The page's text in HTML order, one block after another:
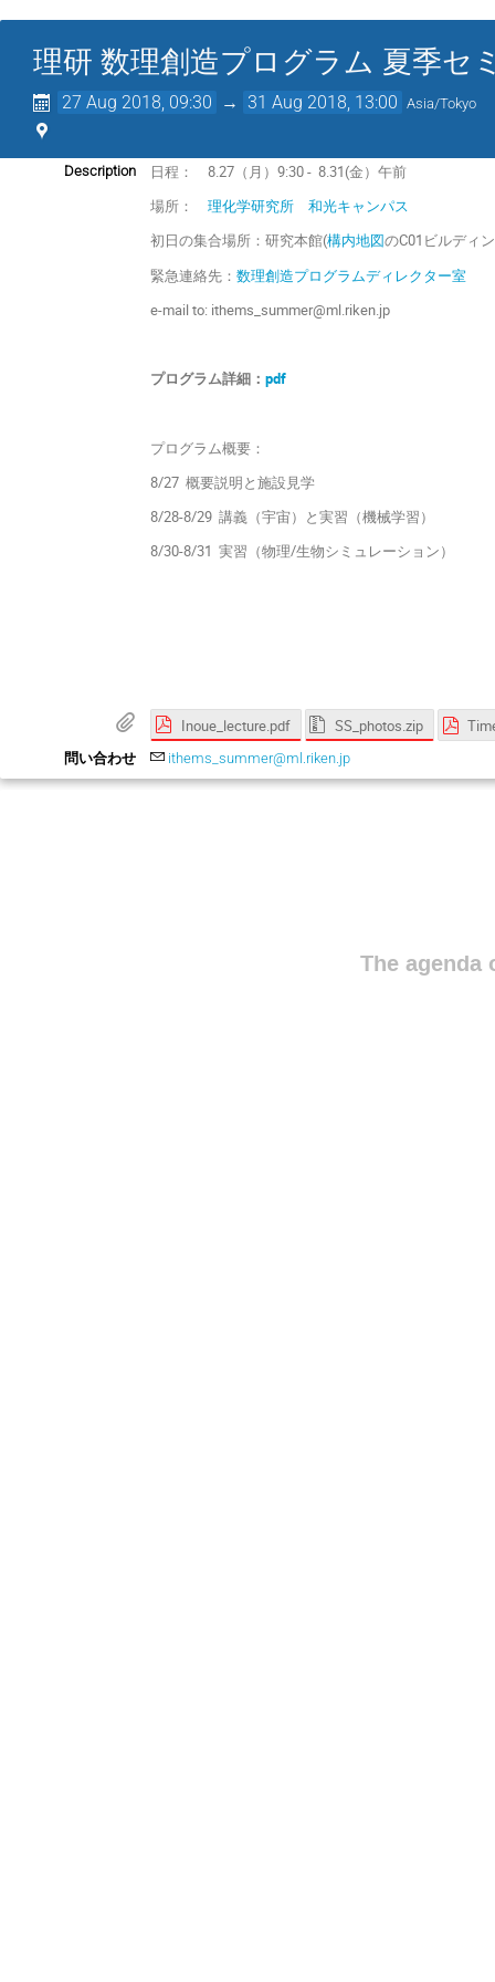
理研 数理創造プログラム 夏季セ
27 Aug 2018, 09:30 → 31 Aug 2018, 13:00 Asia/Tokyo
Description
日程： 8.27（月）9:30 - 8.31(金）午前
場所：理化学研究所 和光キャンパス
初日の集合場所：研究本館(構内地図のC01ビルディ
緊急連絡先：数理創造プログラムディレクター室
e-mail to: ithems_summer@ml.riken.jp
プログラム詳細：pdf
プログラム概要：
8/27 概要説明と施設見学
8/28-8/29 講義（宇宙）と実習（機械学習）
8/30-8/31 実習（物理/生物シミュレーション）
Inoue_lecture.pdf SS_photos.zip
問い合わせ ithems_summer@ml.riken.jp
The